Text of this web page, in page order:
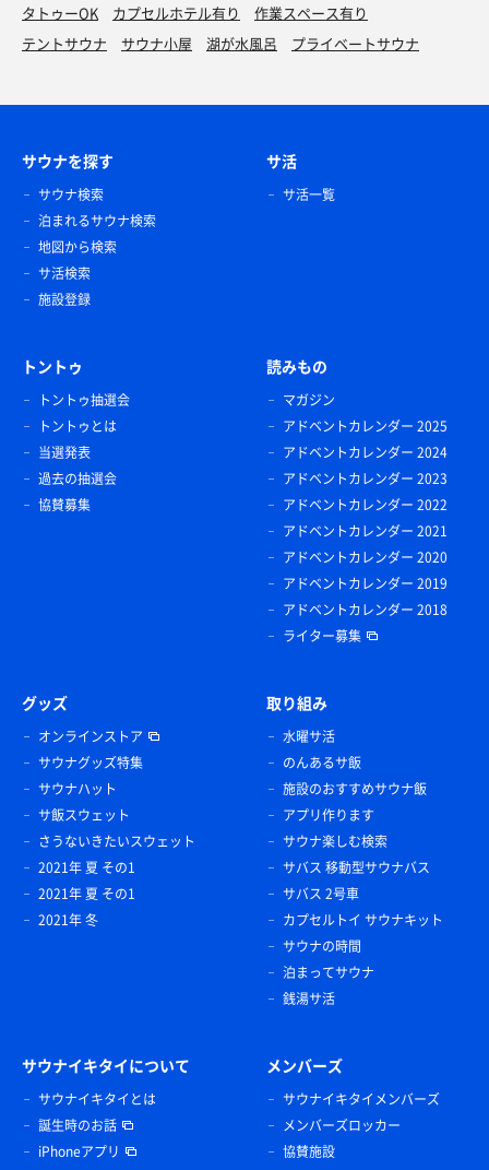
タトゥーOK
カプセルホテル有り
作業スペース有り
テントサウナ
サウナ小屋 湖が水風呂 プライベートサウナ
サウナを探す
サウナ検索
泊まれるサウナ検索
地図から検索
サ活検索
施設登録
サ活
サ活一覧
トントゥ
トントゥ抽選会
トントゥとは
当選発表
過去の抽選会
協賛募集
読みもの
マガジン
アドベントカレンダー 2025
アドベントカレンダー 2024
アドベントカレンダー 2023
アドベントカレンダー 2022
アドベントカレンダー 2021
アドベントカレンダー 2020
アドベントカレンダー 2019
アドベントカレンダー 2018
ライター募集
グッズ
オンラインストア
サウナグッズ特集
サウナハット
サ飯スウェット
さうないきたいスウェット
2021年 夏 その1
2021年 夏 その1
2021年 冬
取り組み
水曜サ活
のんあるサ飯
施設のおすすめサウナ飯
アプリ作ります
サウナ楽しむ検索
サバス 移動型サウナバス
サバス 2号車
カプセルトイ サウナキット
サウナの時間
泊まってサウナ
銭湯サ活
サウナイキタイについて
サウナイキタイとは
誕生時のお話
iPhoneアプリ
メンバーズ
サウナイキタイメンバーズ
メンバーズロッカー
協賛施設